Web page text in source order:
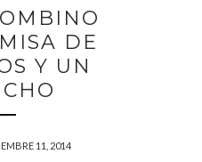
DE
Y UN
11, 2014